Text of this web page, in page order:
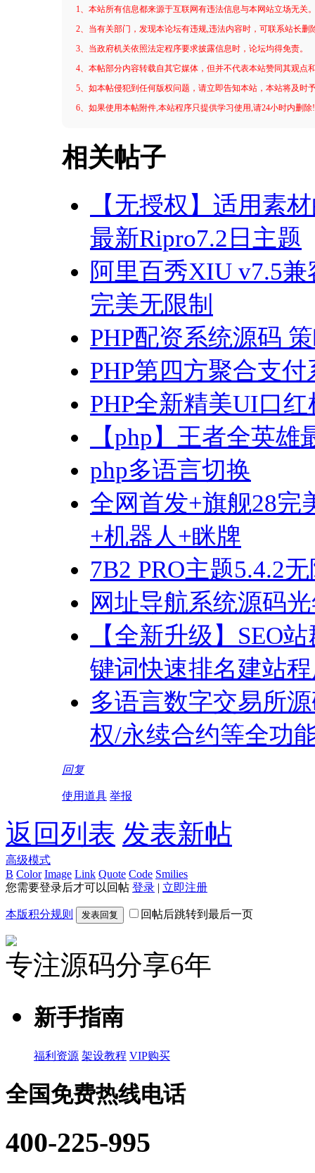
1、本站所有信息都来源于互联网有违法信息与本网站立场无关
2、当有关部门，发现本论坛有违规,违法内容时，可联系站长删
3、当政府机关依照法定程序要求披露信息时，论坛均得免责。
4、本帖部分内容转载自其它媒体，但并不代表本站赞同其观点
5、如本帖侵犯到任何版权问题，请立即告知本站，本站将及时
6、如果使用本帖附件,本站程序只提供学习使用,请24小时内删
相关帖子
【无授权】适用素
最新Ripro7.2日主题
阿里百秀XIU v7.5兼
完美无限制
PHP配资系统源码
PHP第四方聚合支
PHP全新精美UI口
【php】王者全英
php多语言切换
全网首发+旗舰28完
+机器人+眯牌
7B2 PRO主题5.4.2
网址导航系统源码
【全新升级】SEO
键词快速排名建站
多语言数字交易所
权/永续合约等全功
回复
使用道具 举报
返回列表 发表新帖
高级模式
B Color Image Link Quote Code Smilies
您需要登录后才可以回帖 登录 | 立即注册
本版积分规则 发表回复 回帖后跳转到最后一页
专注源码分享6年
新手指南
福利资源 架设教程 VIP购买
全国免费热线电话
400-225-995